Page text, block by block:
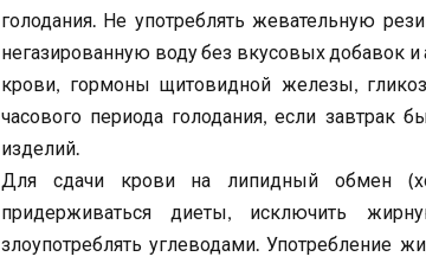
голодания. Не употреблять жевательную
негазированную воду без вкусовых добавок
крови, гормоны щитовидной железы,
часового периода голодания, если
изделий.
Для сдачи крови на липидный обмен
придерживаться диеты, исключить
злоупотреблять углеводами. Употребление